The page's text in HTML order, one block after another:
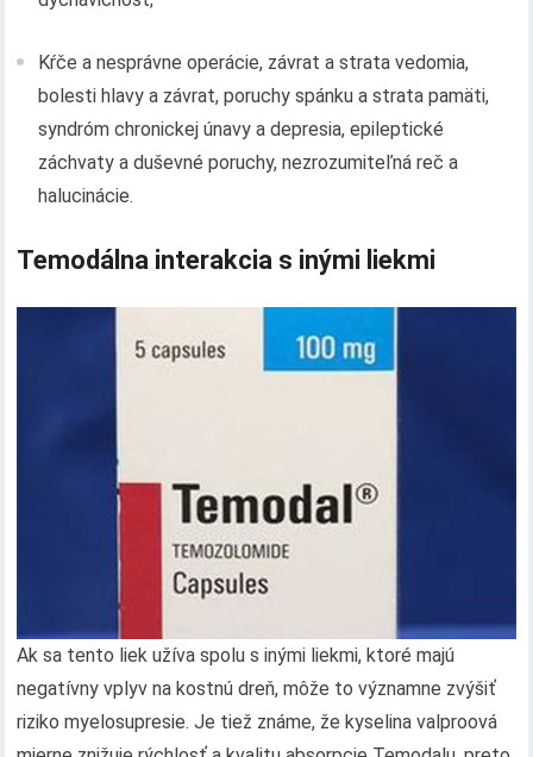
Kŕče a nesprávne operácie, závrat a strata vedomia,
bolesti hlavy a závrat, poruchy spánku a strata pamäti,
syndróm chronickej únavy a depresia, epileptické
záchvaty a duševné poruchy, nezrozumiteľná reč a
halucinácie.
Temodálna interakcia s inými liekmi
Ak sa tento liek užíva spolu s inými liekmi, ktoré majú
negatívny vplyv na kostnú dreň, môže to významne zvýšiť
riziko myelosupresie. Je tiež známe, že kyselina valproová